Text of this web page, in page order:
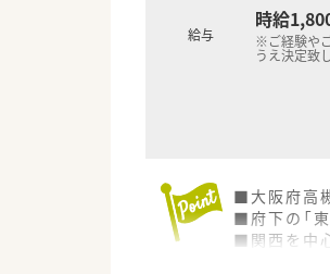
■電車通勤
給与
時給
※ご経験や
うえ決定致
■大阪府高
■府下の「
■関西を中